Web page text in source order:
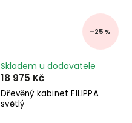
–25 %
Dřevěný kabinet FILIPPA
světlý
Skladem u dodavatele
18 975 Kč